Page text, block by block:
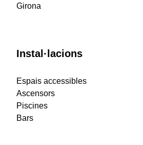
Girona
Instal·lacions
Espais accessibles
Ascensors
Piscines
Bars